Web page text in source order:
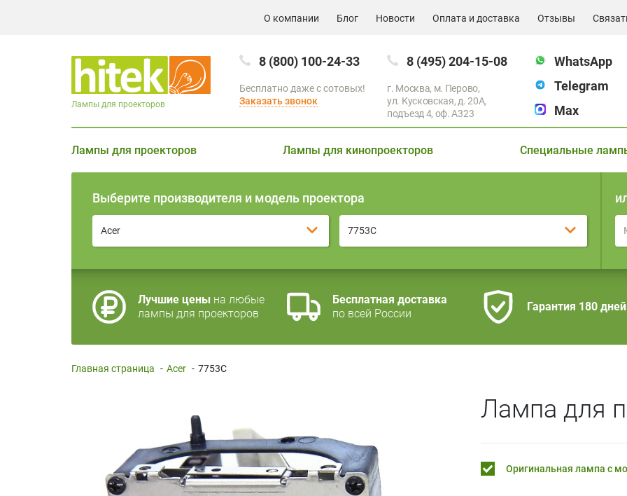
О компании Блог Новости Оплата и доставка Отзывы
8 (800) 100-24-33
Бесплатно даже с сотовых!
Заказать звонок
8 (495) 204-15-08
г. Москва, м. Перово,
ул. Кусковская, д. 20А,
подъезд 4, оф. A323
WhatsApp
Telegram
Max
Лампы для проекторов
Лампы для проекторов Лампы для кинопроекторов Специальные
Выберите производителя и модель проектора
Acer 7753C
Лучшие цены на любые
лампы для проекторов
Бесплатная доставка
по всей России
Гарантия 180 дней
Главная страница - Acer - 7753C
Лампа для
Оригинальная лампа с